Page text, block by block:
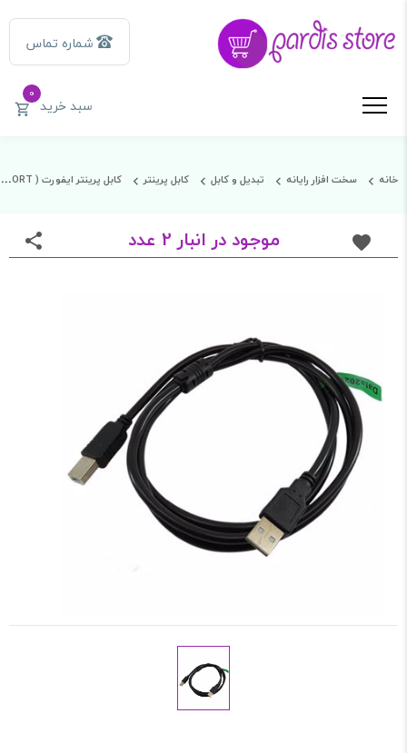
شماره تماس
سبد خرید
0
خانه سخت افزار رایانه تبدیل و کابل کابل پرینتر کابل پرینتر ایفورت ( EFFORT ) 1.5 متر
موجود در انبار 2 عدد